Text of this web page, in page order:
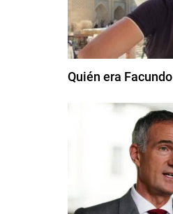
Quién era